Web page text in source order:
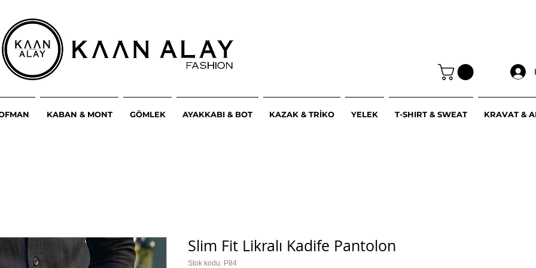
KABAN & MONT GÖMLEK AYAKKABI & BOT KAZAK & TRİKO YELEK T-SHIRT & SWEAT KRAVAT &
Slim Fit Likralı Kadife Pantolon
Stok kodu: P84